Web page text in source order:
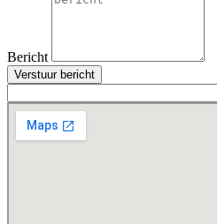
Bericht
Verstuur bericht